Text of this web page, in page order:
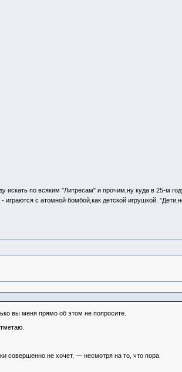
искать по всяким "Литресам" и прочим,ну куда в 25-м
играются с атомной бомбой,как детской игрушкой.
вы меня прямо об этом не попросите.
не хочет, — несмотря на то, что пора.